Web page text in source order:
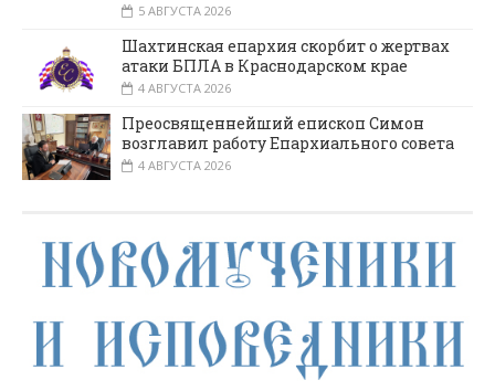
5 АВГУСТА 2026
Шахтинская епархия скорбит о жертвах
атаки БПЛА в Краснодарском крае
4 АВГУСТА 2026
Преосвященнейший епископ Симон
возглавил работу Епархиального совета
4 АВГУСТА 2026